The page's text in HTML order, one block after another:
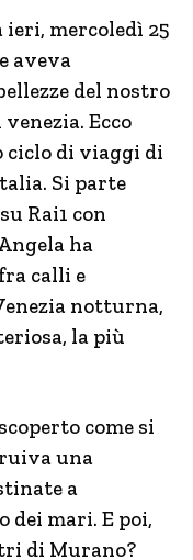
mercoledì 25
aveva
del nostro
Ecco
ciclo di viaggi di
Si parte
Rai1 con
ha
calli e
notturna,
la più
come si
una
a
dei mari. E poi,
di Murano?